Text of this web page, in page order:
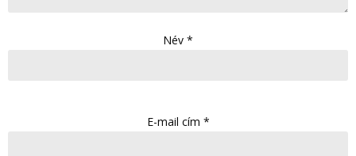
Név *
E-mail cím *